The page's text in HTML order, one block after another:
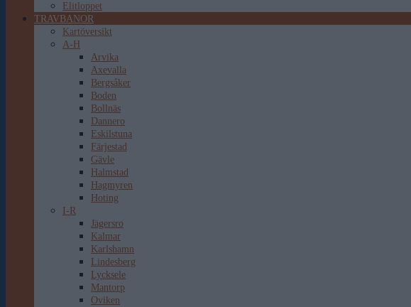
Elitloppet
TRAVBANOR
Kartöversikt
A-H
Arvika
Axevalla
Bergsåker
Boden
Bollnäs
Dannero
Eskilstuna
Färjestad
Gävle
Halmstad
Hagmyren
Hoting
I-R
Jägersro
Kalmar
Karlshamn
Lindesberg
Lycksele
Mantorp
Oviken